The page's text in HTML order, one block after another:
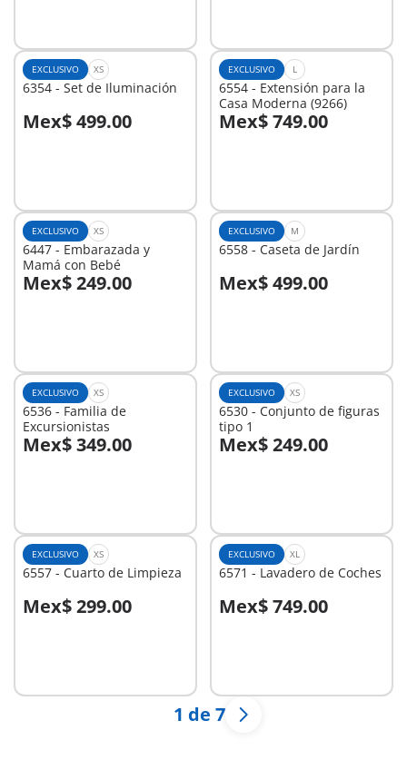
EXCLUSIVO XS
6354 - Set de Iluminación
Mex$ 499.00
A la cesta
EXCLUSIVO L
6554 - Extensión para la
Casa Moderna (9266)
Mex$ 749.00
A la cesta
EXCLUSIVO XS
6447 - Embarazada y
Mamá con Bebé
Mex$ 249.00
EXCLUSIVO M
6558 - Caseta de Jardín
Mex$ 499.00
A la cesta
EXCLUSIVO XS
6536 - Familia de
Excursionistas
Mex$ 349.00
A la cesta
EXCLUSIVO XS
6530 - Conjunto de figuras
tipo 1
Mex$ 249.00
A la cesta
EXCLUSIVO XS
6557 - Cuarto de Limpieza
Mex$ 299.00
A la cesta
EXCLUSIVO XL
6571 - Lavadero de Coches
Mex$ 749.00
A la cesta
1 de 7